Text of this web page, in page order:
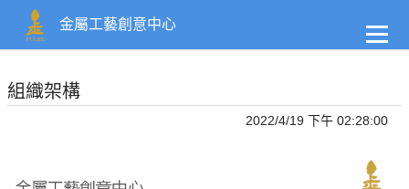
主
要
容
金屬工藝創意中心
組織架構
2022/4/19 下午 02:28:00